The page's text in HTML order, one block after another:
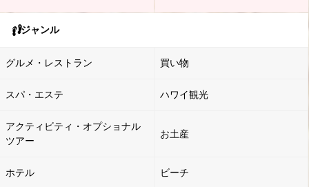
ジャンル
グルメ・レストラン 買い物
スパ・エステ ハワイ観光
アクティビティ・オプショナル
ツアー
お土産
ホテル ビーチ